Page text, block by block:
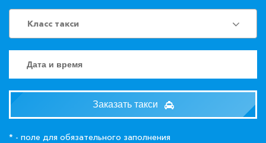
Класс такси
Заказать такси
* - поле для обязательного заполнения